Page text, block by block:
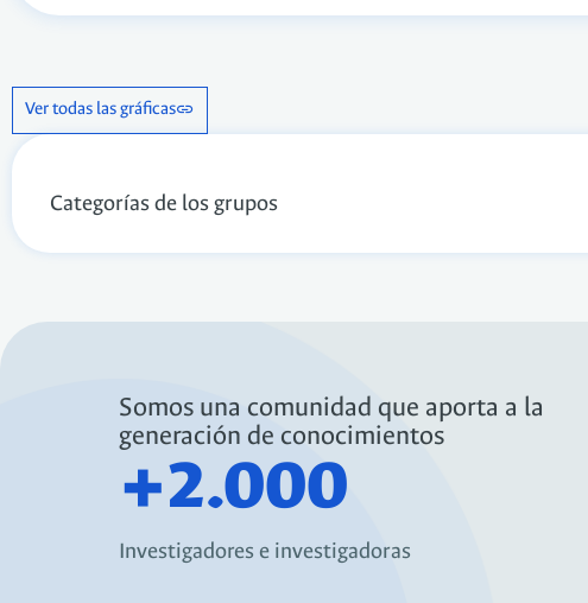
Ver todas las gráficas
Categorías de los grupos
Somos una comunidad que aporta a la
generación de conocimientos
Investigadores e investigadoras​
+2.000